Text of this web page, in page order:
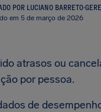
POR LUCIANO BARRETO·
em 5 de março de 2026
atrasos ou
por pessoa.
de